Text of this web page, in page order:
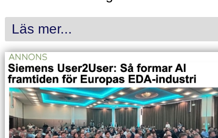
Läs mer...